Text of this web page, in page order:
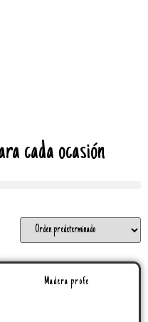
cada ocasión
Madera profe